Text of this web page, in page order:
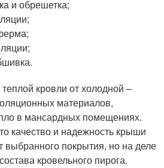
и обрешетка;
кровли от холодной –
материалов,
в мансардных помещениях.
качество и надежность крыши
выбранного покрытия, но на деле
кровельного пирога.